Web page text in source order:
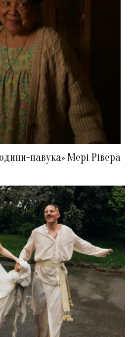
павука» Мері Рівера